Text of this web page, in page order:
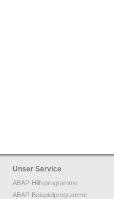
Unser Service
ABAP-Hilfsprogramme
ABAP-Beispielprogramme